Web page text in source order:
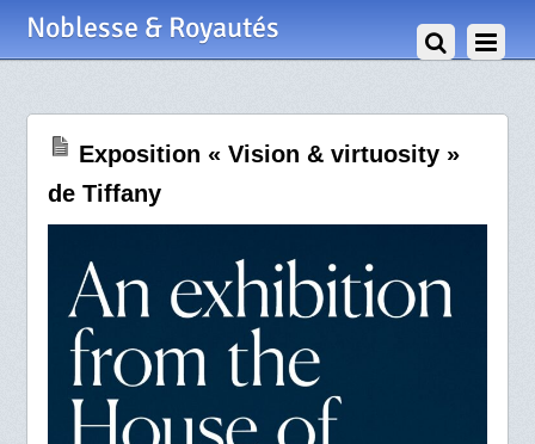
Noblesse & Royautés
Exposition « Vision & virtuosity »
de Tiffany